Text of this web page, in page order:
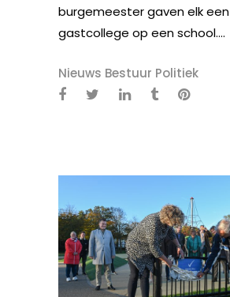
burgemeester gaven elk een
gastcollege op een school....
Nieuws Bestuur Politiek